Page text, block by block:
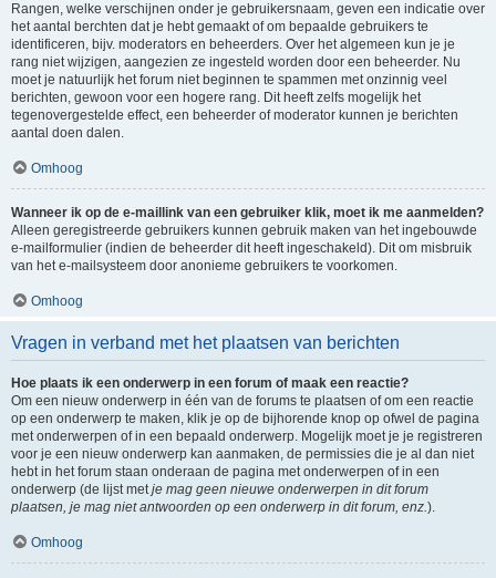
Rangen, welke verschijnen onder je gebruikersnaam, geven een indicatie over
het aantal berchten dat je hebt gemaakt of om bepaalde gebruikers te
identificeren, bijv. moderators en beheerders. Over het algemeen kun je je
rang niet wijzigen, aangezien ze ingesteld worden door een beheerder. Nu
moet je natuurlijk het forum niet beginnen te spammen met onzinnig veel
berichten, gewoon voor een hogere rang. Dit heeft zelfs mogelijk het
tegenovergestelde effect, een beheerder of moderator kunnen je berichten
aantal doen dalen.
Omhoog
Wanneer ik op de e-maillink van een gebruiker klik, moet ik me aanmelden?
Alleen geregistreerde gebruikers kunnen gebruik maken van het ingebouwde
e-mailformulier (indien de beheerder dit heeft ingeschakeld). Dit om misbruik
van het e-mailsysteem door anonieme gebruikers te voorkomen.
Omhoog
Vragen in verband met het plaatsen van berichten
Hoe plaats ik een onderwerp in een forum of maak een reactie?
Om een nieuw onderwerp in één van de forums te plaatsen of om een reactie
op een onderwerp te maken, klik je op de bijhorende knop op ofwel de pagina
met onderwerpen of in een bepaald onderwerp. Mogelijk moet je je registreren
voor je een nieuw onderwerp kan aanmaken, de permissies die je al dan niet
hebt in het forum staan onderaan de pagina met onderwerpen of in een
onderwerp (de lijst metje mag geen nieuwe onderwerpen in dit forum
plaatsen, je mag niet antwoorden op een onderwerp in dit forum, enz.).
Omhoog